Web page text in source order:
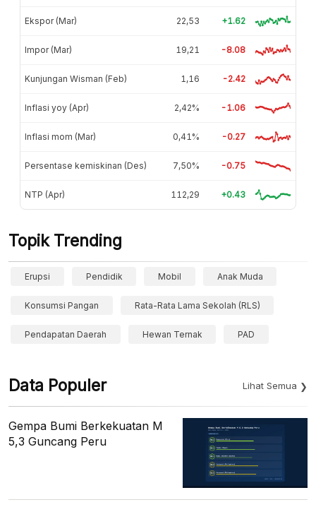
Ekspor (Mar) 22,53 +1.62
Impor (Mar) 19,21 -8.08
Kunjungan Wisman (Feb) 1,16 -2.42
Inflasi yoy (Apr) 2,42% -1.06
Inflasi mom (Mar) 0,41% -0.27
Persentase kemiskinan (Des) 7,50% -0.75
NTP (Apr) 112,29 +0.43
Topik Trending
Erupsi Pendidik Mobil Anak Muda
Konsumsi Pangan Rata-Rata Lama Sekolah (RLS)
Pendapatan Daerah Hewan Ternak PAD
Data Populer Lihat Semua
Gempa Bumi Berkekuatan M
5,3 Guncang Peru